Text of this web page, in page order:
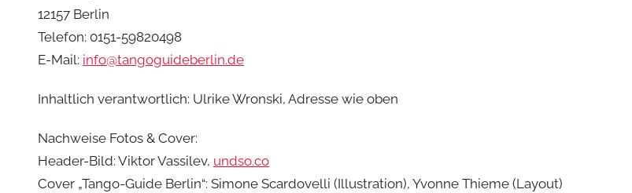
12157 Berlin
Telefon: 0151-59820498
E-Mail: info@tangoguideberlin.de
Inhaltlich verantwortlich: Ulrike Wronski, Adresse wie oben
Nachweise Fotos & Cover:
Header-Bild: Viktor Vassilev, undso.co
Cover „Tango-Guide Berlin“: Simone Scardovelli (Illustration), Yvonne Thieme (Layout)